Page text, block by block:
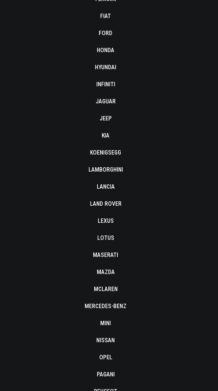
FIAT
FORD
HONDA
HYUNDAI
INFINITI
JAGUAR
JEEP
KIA
KOENIGSEGG
LAMBORGHINI
LANCIA
LAND ROVER
LEXUS
LOTUS
MASERATI
MAZDA
MCLAREN
MERCEDES-BENZ
MINI
NISSAN
OPEL
PAGANI